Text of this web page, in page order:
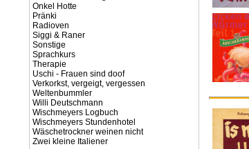
Onkel Hotte
Pränki
Radioven
Siggi & Raner
Sonstige
Sprachkurs
Therapie
Uschi - Frauen sind doof
Verkorkst, vergeigt, vergessen
Weltenbummler
Willi Deutschmann
Wischmeyers Logbuch
Wischmeyers Stundenhotel
Wäschetrockner weinen nicht
Zwei kleine Italiener